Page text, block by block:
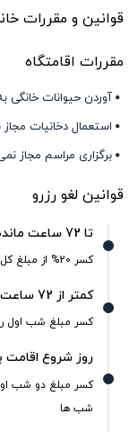
قوانین و مقررات
مقررات اقامتگاه
آوردن حیوانات خانگی
استعمال دخانیات
برگزاری مراسم مجاز
قوانین لغو رزرو
تا 72 ساعت مانده به شروع اقامت
کسر 20% از مبلغ کل رزرو
کمتر از 72 ساعت مانده به شروع اقامت
کسر مبلغ شب اول رزرو + 20%
روز شروع اقامت
شب ها